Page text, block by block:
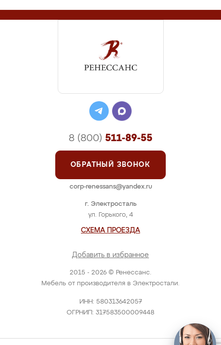
2015 - 2026 © Ренессанс.
Мебель от производителя в Электростали.
ИНН: 580313642057
ОГРНИП: 317583500009448
г. Электросталь
ул. Горького, 4
СХЕМА ПРОЕЗДА
Добавить в избранное
8 (800) 511-89-55
ОБРАТНЫЙ ЗВОНОК
corp-renessans@yandex.ru